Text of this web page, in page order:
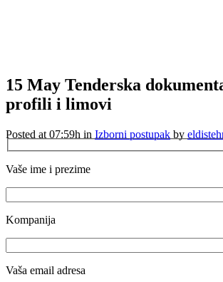
15 May Tenderska
profili i limovi
Posted at 07:59h in Izborni postupak by
Vaše ime i prezime
Kompanija
Vaša email adresa